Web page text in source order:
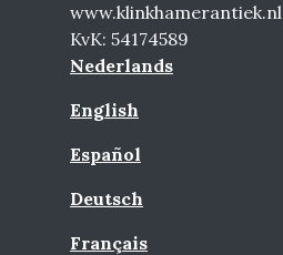
www.klinkhamerantiek.nl
KvK: 54174589
Nederlands
English
Español
Deutsch
Français